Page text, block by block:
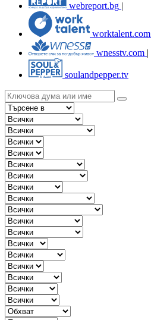
webreport.bg
worktalent.com
wnesstv.com |
soulandpepper.tv